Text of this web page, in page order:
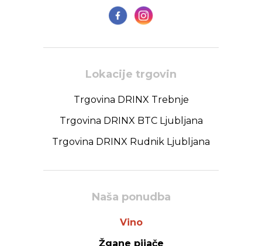
Lokacije trgovin
Trgovina DRINX Trebnje
Trgovina DRINX BTC Ljubljana
Trgovina DRINX Rudnik Ljubljana
Naša ponudba
Vino
Žgane pijače